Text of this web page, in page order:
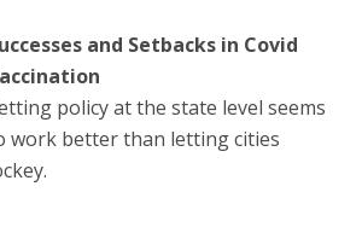
and Setbacks in Covid
policy at the state level seems
work better than letting cities